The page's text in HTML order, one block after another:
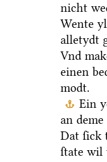
nicht
Wente
alletydt
Vnd
einen
modt.
Ein
an
Dat ſick
ſtate wil